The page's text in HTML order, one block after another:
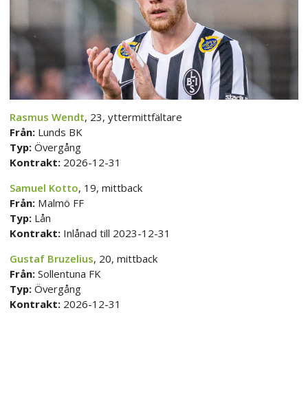
Rasmus Wendt, 23, yttermittfältare
Från: Lunds BK
Typ: Övergång
Kontrakt: 2026-12-31
Samuel Kotto, 19, mittback
Från: Malmö FF
Typ: Lån
Kontrakt: Inlånad till 2023-12-31
Gustaf Bruzelius, 20, mittback
Från: Sollentuna FK
Typ: Övergång
Kontrakt: 2026-12-31